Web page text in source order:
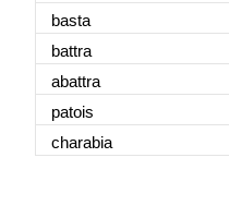
basta
battra
abattra
patois
charabia